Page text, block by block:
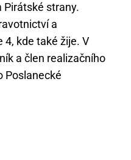
Pirátské strany.
a
4, kde také žije. V
a člen realizačního
Poslanecké